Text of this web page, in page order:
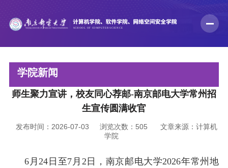
学院新闻
师生聚力宣讲，校友同心荐邮-南京邮电大学常州招
生宣传圆满收官
发布时间：2026-07-03 浏览次数： 505
文章来源：计算机
学院
6月24 日至7 月 2 日，南京邮电大学2026年常州地